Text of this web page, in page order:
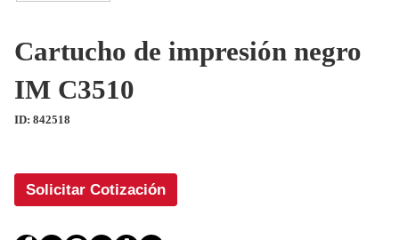
Cartucho de impresión negro
IM C3510
ID: 842518
Solicitar Cotización